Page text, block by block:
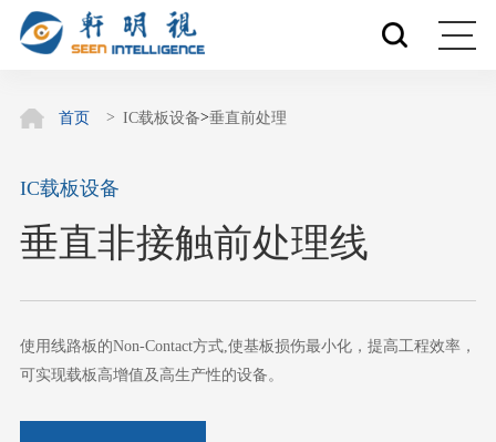
首页 IC载板设备>垂直前处理
IC载板设备
垂直非接触前处理线
使用线路板的Non-Contact方式,使基板损伤最小化，提高工程效率，
可实现载板高增值及高生产性的设备。